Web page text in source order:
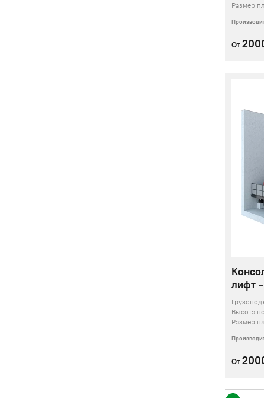
Размер
От
лифт
Высота
Размер
От